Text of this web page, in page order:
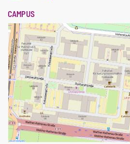
CAMPUS